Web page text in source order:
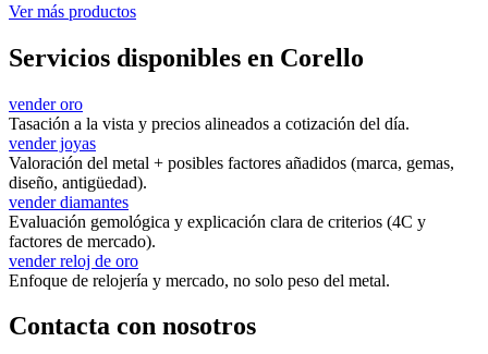
Ver más productos
Servicios disponibles en Corello
vender oro
Tasación a la vista y precios alineados a cotización del día.
vender joyas
Valoración del metal + posibles factores añadidos (marca, gemas,
diseño, antigüedad).
vender diamantes
Evaluación gemológica y explicación clara de criterios (4C y
factores de mercado).
vender reloj de oro
Enfoque de relojería y mercado, no solo peso del metal.
Contacta con nosotros